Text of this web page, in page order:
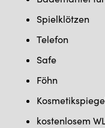
Spielklötzen
Telefon
Safe
Föhn
kostenlosem